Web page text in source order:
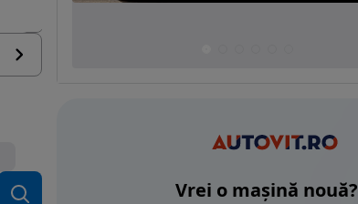
Vrei o mașină nouă?